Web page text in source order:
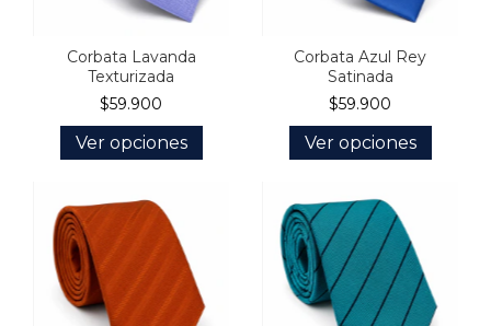
Corbata Lavanda
Texturizada
$59.900
Ver opciones
Corbata Azul Rey
Satinada
$59.900
Ver opciones